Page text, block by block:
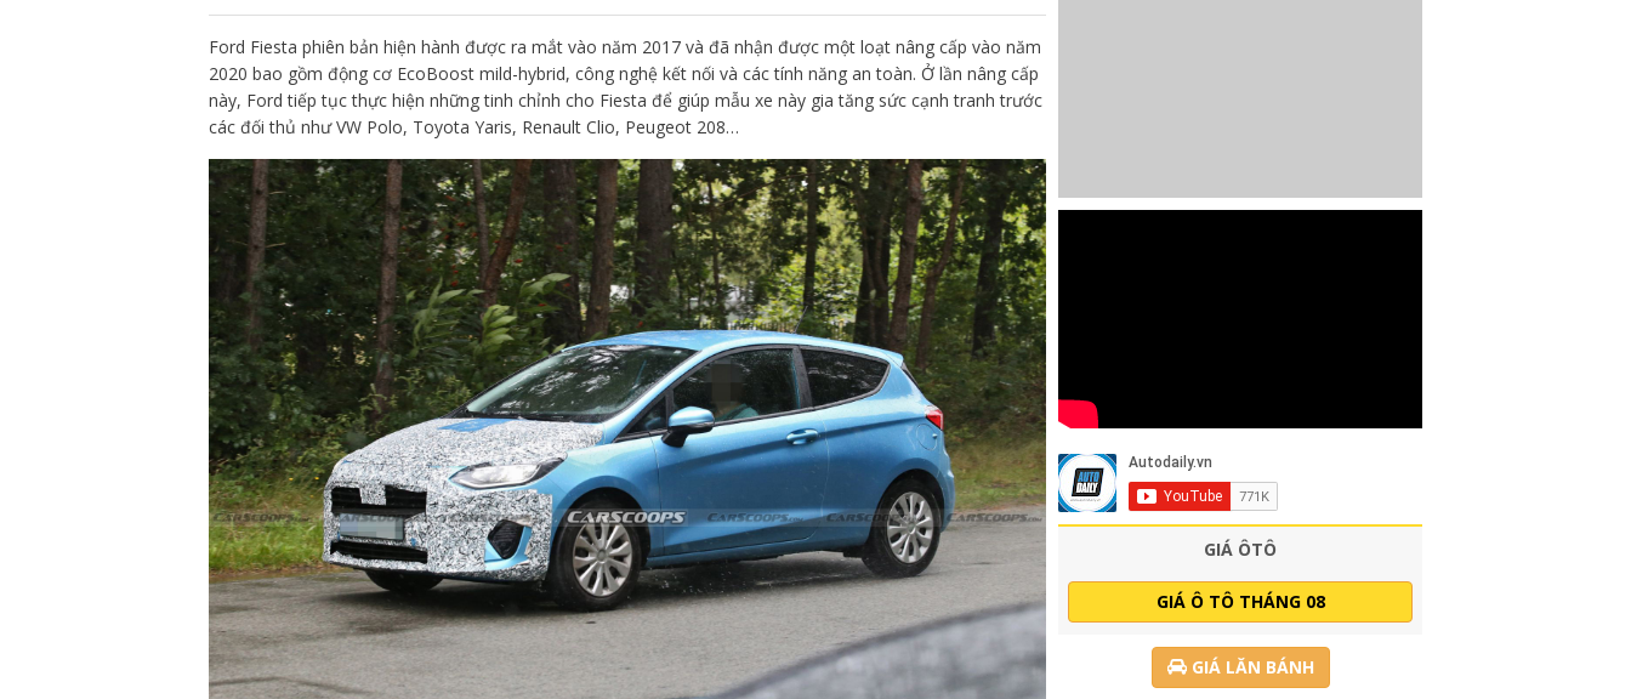
Ford Fiesta phiên bản hiện hành được ra mắt vào năm 2017 và đã nhận được một loạt nâng cấp vào năm
2020 bao gồm động cơ EcoBoost mild-hybrid, công nghệ kết nối và các tính năng an toàn. Ở lần nâng cấp
này, Ford tiếp tục thực hiện những tinh chỉnh cho Fiesta để giúp mẫu xe này gia tăng sức cạnh tranh trước
các đối thủ như VW Polo, Toyota Yaris, Renault Clio, Peugeot 208…
GIÁ ÔTÔ
GIÁ Ô TÔ THÁNG 08
GIÁ LĂN BÁNH